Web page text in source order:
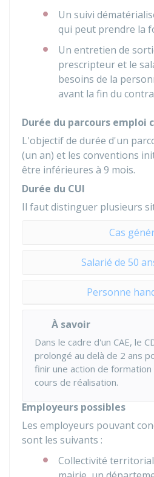
Un suivi
qui peut prendre la
Un entretien de
prescripteur et le
besoins de la
avant la fin du
Durée du parcours emploi
L'objectif de durée d'un
(un an) et les conventions
être inférieures à 9 mois.
Durée du CUI
Il faut distinguer plusieurs
Cas
Salarié de 50
Personne
À savoir
Dans le cadre d'un CAE, le
prolongé au delà de 2 ans
finir une action de
cours de réalisation.
Employeurs possibles
Les employeurs pouvant
sont les suivants :
Collectivité